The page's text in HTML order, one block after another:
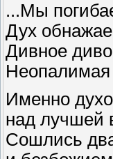
...Мы
Дух
Дивное диво
Неопалимая
Именно
над лучшей
Сошлись